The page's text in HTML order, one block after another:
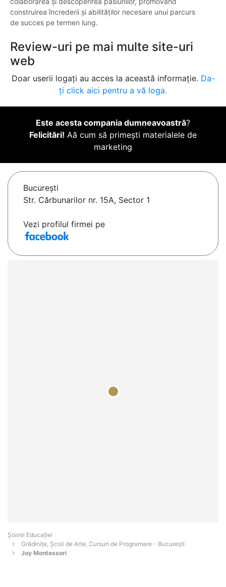
construirea încrederii și abilităților necesare unui parcurs
de succes pe termen lung.
Review-uri pe mai multe site-uri
web
Doar userii logați au acces la această informație. Da-
ți click aici pentru a vă loga.
Este acesta compania dumneavoastră?
Felicitări! Aă cum să primești materialele de
marketing
Bucureşti
Str. Cărbunarilor nr. 15A, Sector 1
Vezi profilul firmei pe
Șoimii Educației
Grădinițe, Școli de Arte, Cursuri de Programare - Bucureşti
Joy Montessori